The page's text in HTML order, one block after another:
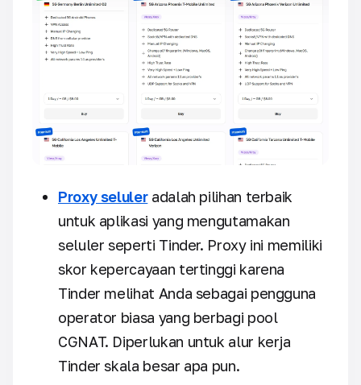
Proxy seluleradalah pilihan terbaik
untuk aplikasi yang mengutamakan
seluler seperti Tinder. Proxy ini memiliki
skor kepercayaan tertinggi karena
Tinder melihat Anda sebagai pengguna
operator biasa yang berbagi pool
CGNAT. Diperlukan untuk alur kerja
Tinder skala besar apa pun.